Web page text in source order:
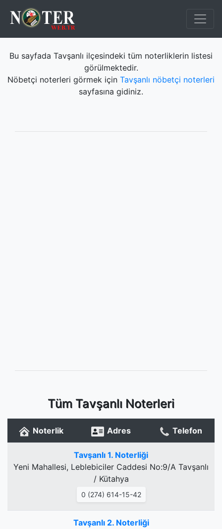
Bu sayfada Tavşanlı ilçesindeki tüm noterliklerin listesi
görülmektedir.
Nöbetçi noterleri görmek için Tavşanlı nöbetçi noterleri
sayfasına gidiniz.
Tüm Tavşanlı Noterleri
Noterlik Adres Telefon
Tavşanlı 1. Noterliği
Yeni Mahallesi, Leblebiciler Caddesi No:9/A Tavşanlı
/ Kütahya
0 (274) 614-15-42
Tavşanlı 2. Noterliği